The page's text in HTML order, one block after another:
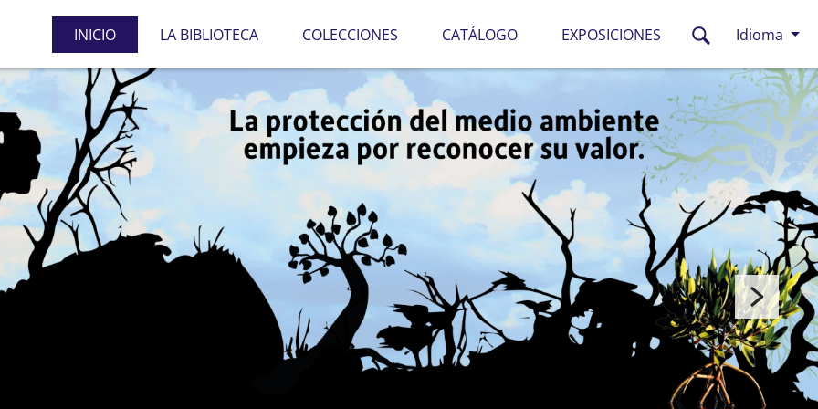
al
contenido
principal
INICIO LA BIBLIOTECA COLECCIONES CATÁLOGO EXPOSICIONES Idioma
LA SUPREMA CORTE
Next